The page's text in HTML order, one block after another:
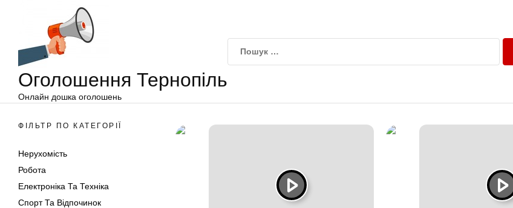
Оголошення Тернопіль
Онлайн дошка оголошень
ФІЛЬТР ПО КАТЕГОРІЇ
Нерухомість
Робота
Електроніка Та Техніка
Спорт Та Відпочинок